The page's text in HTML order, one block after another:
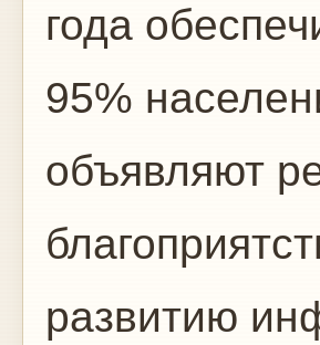
года
95%
объявляют
развитию